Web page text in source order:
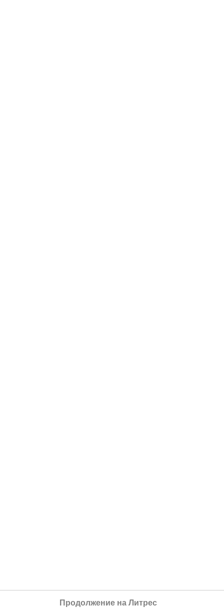
Продолжение на Литрес